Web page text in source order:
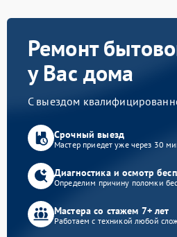
Ремонт
у Вас дома
С выездом
Срочный выезд
Мастер приедет уже через 30
Диагностика и осмотр
Определим причину поломки
Мастера со стажем 7+ лет
Работаем с техникой любой